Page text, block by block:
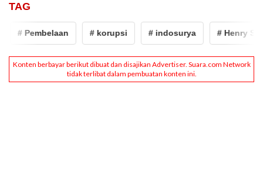
TAG
# Pembelaan # korupsi # indosurya # Henry